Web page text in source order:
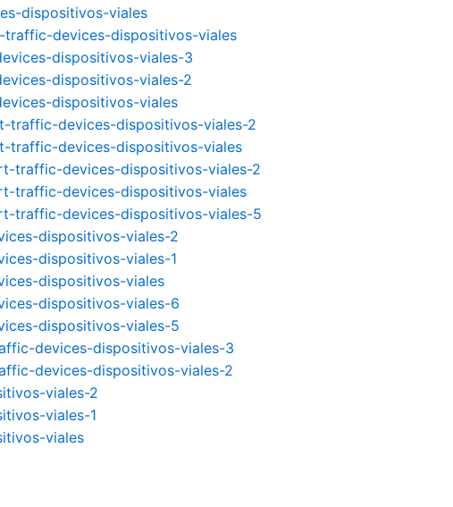
dispositivos-viales
devices-dispositivos-viales
dispositivos-viales-3
dispositivos-viales-2
dispositivos-viales
traffic-devices-dispositivos-viales-2
traffic-devices-dispositivos-viales
traffic-devices-dispositivos-viales-2
traffic-devices-dispositivos-viales
traffic-devices-dispositivos-viales-5
dispositivos-viales-2
dispositivos-viales-1
dispositivos-viales
dispositivos-viales-6
dispositivos-viales-5
devices-dispositivos-viales-3
devices-dispositivos-viales-2
viales-2
viales-1
viales